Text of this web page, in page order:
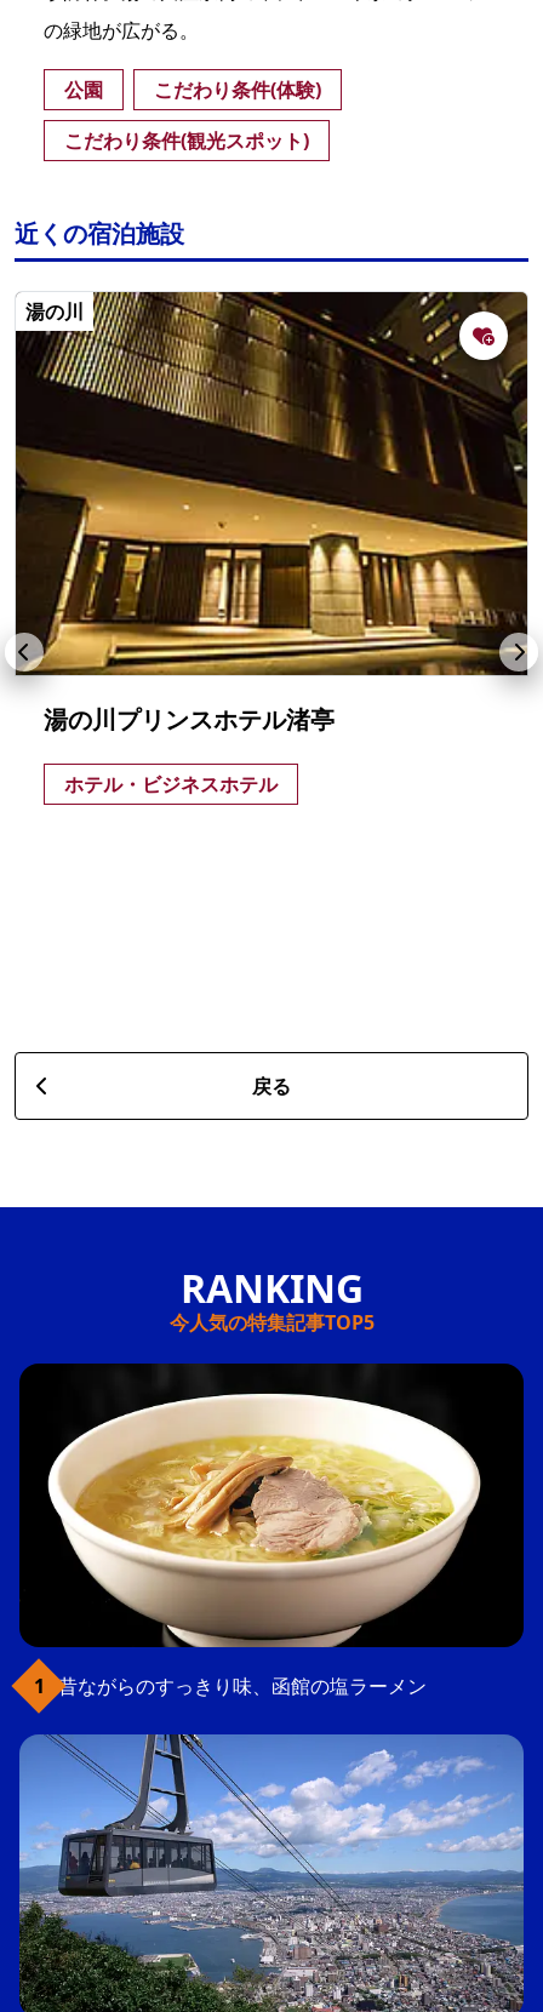
の緑地が広がる。
公園
こだわり条件(体験)
こだわり条件(観光スポット)
近くの宿泊施設
湯の川
湯の川プリンスホテル渚亭
ホテル・ビジネスホテル
戻る
今人気の特集記事TOP5
昔ながらのすっきり味、函館の塩ラーメン